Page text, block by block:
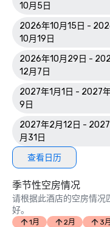
10月5日
2026年10月15日 -
10月19日
2026年10月29日 -
12月7日
2027年1月1日 - 2027
9日
2027年2月12日 -
月31日
查看日历
季节性空房情况
请根据此酒店的空房情况
好。
1月 2月 3月